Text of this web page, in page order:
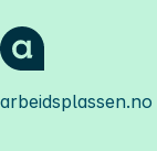
arbeidsplassen.no